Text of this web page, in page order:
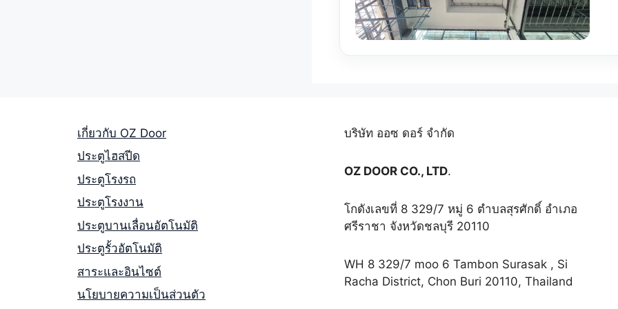
เกี่ยวกับ OZ Door
ประตูไฮสปีด
ประตูโรงรถ
ประตูโรงงาน
ประตูบานเลื่อนอัตโนมัติ
ประตูรั้วอัตโนมัติ
สาระและอินไซต์
นโยบายความเป็นส่วนตัว
บริษัท ออซ ดอร์ จำกัด
OZ DOOR CO., LTD.
โกดังเลขที่ 8 329/7 หมู่ 6 ตำบลสุรศักดิ์ อำเภอ
ศรีราชา จังหวัดชลบุรี 20110
WH 8 329/7 moo 6 Tambon Surasak , Si
Racha District, Chon Buri 20110, Thailand